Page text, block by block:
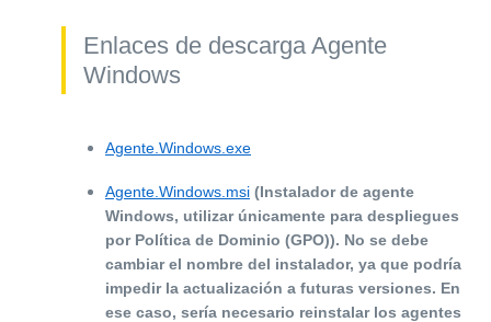
Enlaces de descarga Agente
Windows
Agente.Windows.exe
Agente.Windows.msi (Instalador de agente
Windows, utilizar únicamente para despliegues
por Política de Dominio (GPO)). No se debe
cambiar el nombre del instalador, ya que podría
impedir la actualización a futuras versiones. En
ese caso, sería necesario reinstalar los agentes